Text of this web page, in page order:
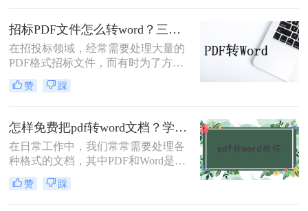
取和编辑却相对复杂。不过，通过一
些方法，我们可以有效地将PDF中的
表格弄到Word中。那么怎么把pdf的
表格弄到word呢？以下是一些常用的
方法。
招标PDF文件怎么转word？三种简单的方法分享给大家！
在招投标领域，经常需要处理大量的
PDF格式招标文件，而有时为了方便
编辑或修改，我们可能需要将这些
PDF文件转换为Word文档。那么招标
介绍几种实现这一转换的方法，帮助
您更高效地处理招标文件。
赞 踩
怎样免费把pdf转word文档？学会这3招轻松转换!！
在日常工作中，我们常常需要处理各
种格式的文档，其中PDF和Word是最
常见的两种。PDF文件以其版面固
定、跨平台兼容性好而著称，但当需
赞 踩